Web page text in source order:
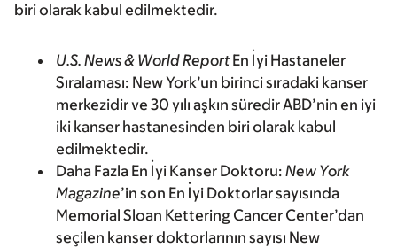
biri olarak kabul edilmektedir.
U.S. News & World ReportEn İyi Hastaneler
Sıralaması: New York’un birinci sıradaki kanser
merkezidir ve 30 yılı aşkın süredir ABD’nin en iyi
iki kanser hastanesinden biri olarak kabul
edilmektedir.
Daha Fazla En İyi Kanser Doktoru: New York
Magazine’in son En İyi Doktorlar sayısında
Memorial Sloan Kettering Cancer Center’dan
seçilen kanser doktorlarının sayısı New